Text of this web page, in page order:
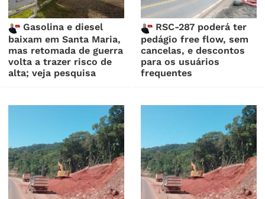
Gasolina e diesel
baixam em Santa Maria,
mas retomada de guerra
volta a trazer risco de
alta; veja pesquisa
RSC-287 poderá ter
pedágio free flow, sem
cancelas, e descontos
para os usuários
frequentes